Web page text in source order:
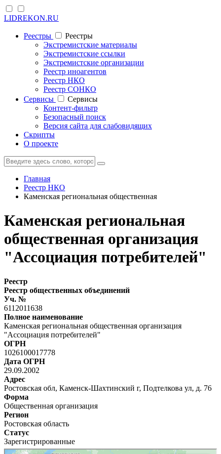
LIDREKON.RU
Реестры
Реестры
Экстремистские материалы
Экстремистские ссылки
Экстремистские организации
Реестр иноагентов
Реестр НКО
Реестр СОНКО
Cервисы
Cервисы
Контент-фильтр
Безопасный поиск
Версия сайта для слабовидящих
Скрипты
О проекте
Главная
Реестр НКО
Каменская региональная общественная
Каменская региональная
общественная организация
"Ассоциация потребителей"
Реестр
Реестр общественных объединений
Уч. №
6112011638
Полное наименование
Каменская региональная общественная организация
"Ассоциация потребителей"
ОГРН
1026100017778
Дата ОГРН
29.09.2002
Адрес
Ростовская обл, Каменск-Шахтинский г, Подтелкова ул, д. 76
Форма
Общественная организация
Регион
Ростовская область
Статус
Зарегистрированные